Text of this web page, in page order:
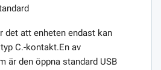
att enheten endast kan
C.-kontakt.En av
är den öppna standard USB